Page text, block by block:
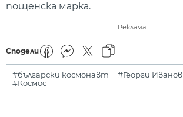
пощенска марка.
Реклама
Сподели
#български космонавт
#Георги Иванов
#Космос